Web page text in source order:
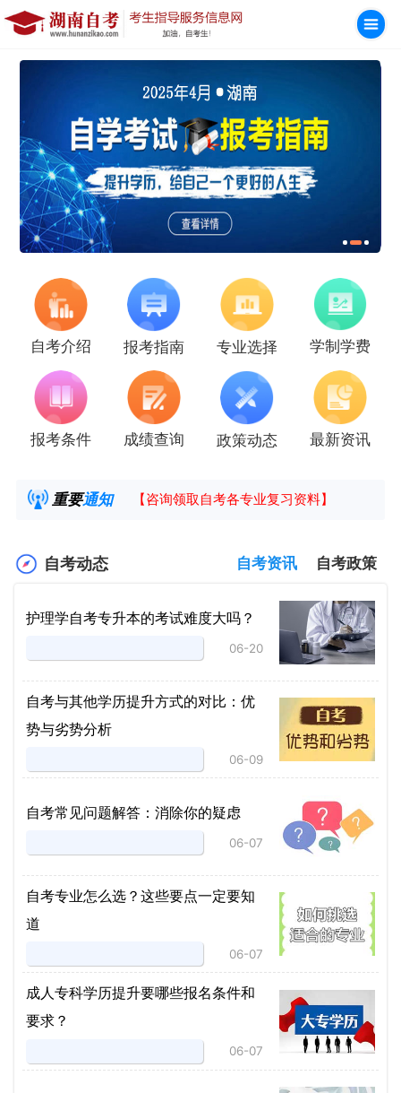
自考介绍 报考指南 专业选择 学制学费
报考条件 成绩查询 政策动态 最新资讯
重要通知
2025年4月湖南自考课程安排及教材目录已
【咨询领取自考各专业复习资料】
自考动态 自考资讯 自考政策
护理学自考专升本的考试难度大吗？
06-20
自考与其他学历提升方式的对比：优
势与劣势分析
06-09
自考常见问题解答：消除你的疑虑
06-07
自考专业怎么选？这些要点一定要知
道
06-07
成人专科学历提升要哪些报名条件和
要求？
06-07